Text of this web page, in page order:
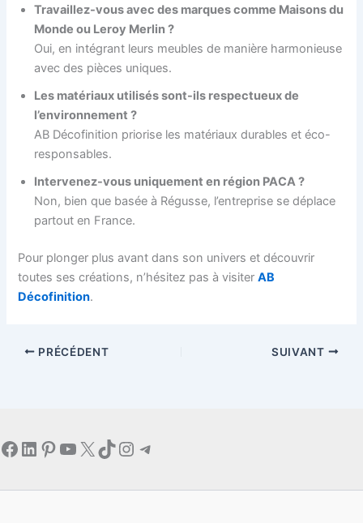
Travaillez-vous avec des marques comme Maisons du
Monde ou Leroy Merlin ?
Oui, en intégrant leurs meubles de manière harmonieuse
avec des pièces uniques.
Les matériaux utilisés sont-ils respectueux de
l’environnement ?
AB Décofinition priorise les matériaux durables et éco-
responsables.
Intervenez-vous uniquement en région PACA ?
Non, bien que basée à Régusse, l’entreprise se déplace
partout en France.
Pour plonger plus avant dans son univers et découvrir
toutes ses créations, n’hésitez pas à visiterAB
Décofinition.
PRÉCÉDENT SUIVANT
Facebook
LinkedIn
Pinterest
YouTube
X TikTok
Instagram
Telegram